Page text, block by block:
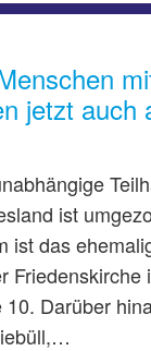
jetzt auch
ist
ist das
Friedenskirche
Darüber